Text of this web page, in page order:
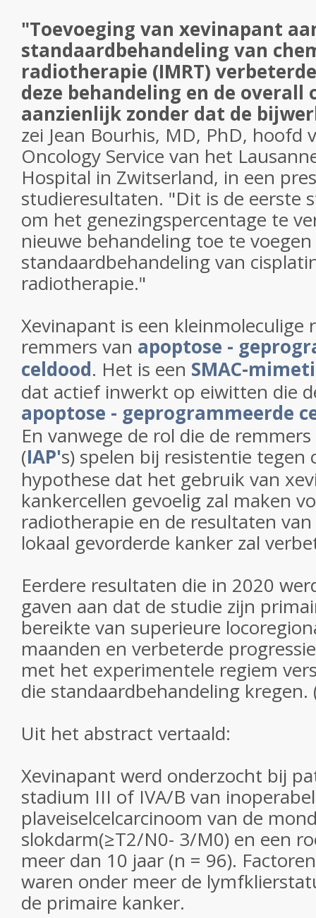
"Toevoeging van xevinapant
standaardbehandeling van
radiotherapie (IMRT)
deze behandeling en de overall
aanzienlijk zonder dat de
zei Jean Bourhis, MD, PhD, hoofd
Oncology Service van het
Hospital in Zwitserland, in een
studieresultaten. "Dit is de eerste
om het genezingspercentage te
nieuwe behandeling toe te
standaardbehandeling van
radiotherapie."
Xevinapant is een kleinmoleculige
remmers van apoptose -
celdood. Het is een SMAC-
dat actief inwerkt op eiwitten die
apoptose - geprogrammeerde
En vanwege de rol die de
(IAP's) spelen bij resistentie tegen
hypothese dat het gebruik van
kankercellen gevoelig zal maken
radiotherapie en de resultaten
lokaal gevorderde kanker zal
Eerdere resultaten die in 2020
gaven aan dat de studie zijn
bereikte van superieure
maanden en verbeterde
met het experimentele regiem
die standaardbehandeling kregen.
Uit het abstract vertaald:
Xevinapant werd onderzocht bij
stadium III of IVA/B van
plaveiselcelcarcinoom van de
slokdarm(≥T2/N0- 3/M0) en een
meer dan 10 jaar (n = 96).
waren onder meer de
de primaire kanker.